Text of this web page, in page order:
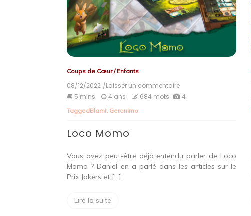
Coups de Cœur/Enfants
08/12/2022 /Laisser un commentaire
Loco
5 mins 4 ans 684 mots 4
TaggedBlam!, Geronimo
Loco Momo
Vous avez peut-être déjà entendu parler de Loco
Momo ? Daniel en a parlé dans les articles sur le
Prix Jokers et […]
Lire la suite